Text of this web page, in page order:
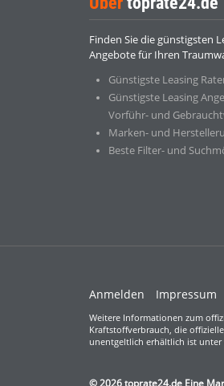
Finden Sie die günstigsten
Angebote für Ihren
Günstigste Leasing
Günstigste Leasing
Vorführ- und
Marken- und
Beste Filter- und
Anmelden Impressum
Weitere Informationen zum
Kraftstoffverbrauch, die
unentgeltlich erhältlich ist unter
© 2026toprate24.de Eine